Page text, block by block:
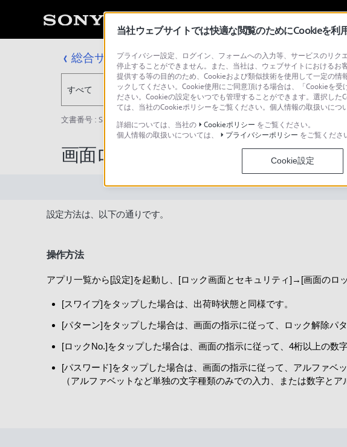
総合サポート・お問い合わせ
すべて
文書番号 : SH000163314 / 最終更新日 : 2025/03/11
画面ロック/オートロックを設定す
設定方法は、以下の通りです。
操作方法
アプリ一覧から[設定]を起動し、[ロック画面とセキュリティ]→[画面のロ
[スワイプ]をタップした場合は、出荷時状態と同様です。
[パターン]をタップした場合は、画面の指示に従って、ロック解除パ
[ロックNo.]をタップした場合は、画面の指示に従って、4桁以上の数
[パスワード]をタップした場合は、画面の指示に従って、アルファベ
（アルファベットなど単独の文字種類のみでの入力、または数字と
当社ウェブサイトでは快適な閲覧のためにCookieを利
プライバシー設定、ログイン、フォームへの入力等、サービスのリ
停止することができません。また、当社は、ウェブサイトにおける
提供する等の目的のため、Cookieおよび類似技術を使用して一定の
ックしてください。Cookie使用にご同意頂ける場合は、「Cookieを
ださい。Cookieの設定をいつでも管理することができます。選択し
ては、当社のCookieポリシーをご覧ください。個人情報の取扱いにつ
詳細については、当社の
Cookieポリシー をご覧ください。
個人情報の取扱いについては、
プライバシーポリシー をご覧くださ
Cookie設定